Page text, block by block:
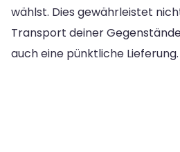
wählst. Dies gewährleistet
Transport deiner
auch eine pünktliche Lieferung.